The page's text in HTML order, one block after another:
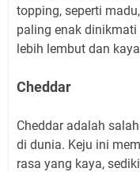
topping, seperti
paling enak
lebih lembut dan
Cheddar
Cheddar adalah
di dunia. Keju ini
rasa yang kaya,